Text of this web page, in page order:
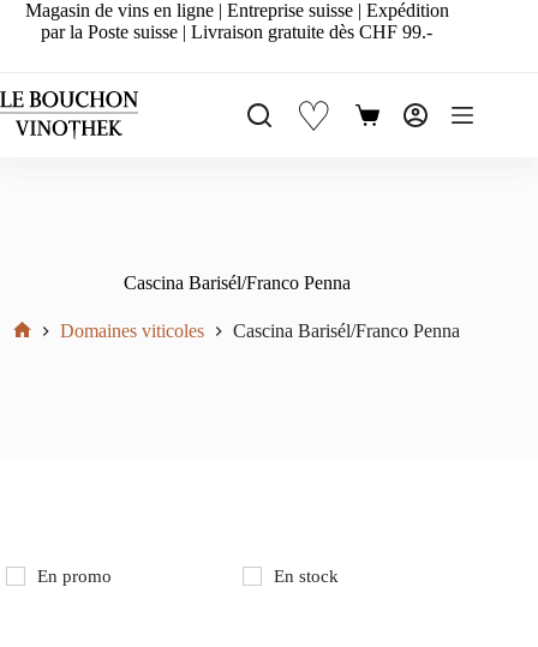
PasserMagasin de vins en ligne | Entreprise suisse | Expédition
par la Poste suisse | Livraison gratuite dès CHF 99.-
♡
Panier
Cascina Barisél/Franco Penna
Domaines viticoles Cascina Barisél/Franco Penna
En promo En stock